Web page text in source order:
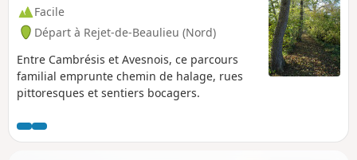
Facile
Départ à Rejet-de-Beaulieu (Nord)
Entre Cambrésis et Avesnois, ce parcours
familial emprunte chemin de halage, rues
pittoresques et sentiers bocagers.